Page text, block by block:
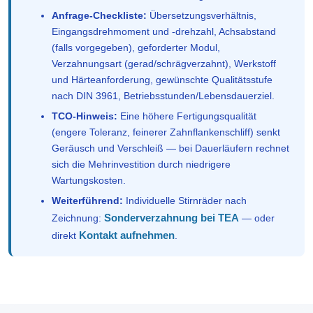
Anfrage-Checkliste: Übersetzungsverhältnis,
Eingangsdrehmoment und -drehzahl, Achsabstand
(falls vorgegeben), geforderter Modul,
Verzahnungsart (gerad/schrägverzahnt), Werkstoff
und Härteanforderung, gewünschte Qualitätsstufe
nach DIN 3961, Betriebsstunden/Lebensdauerziel.
TCO-Hinweis: Eine höhere Fertigungsqualität
(engere Toleranz, feinerer Zahnflankenschliff) senkt
Geräusch und Verschleiß — bei Dauerläufern rechnet
sich die Mehrinvestition durch niedrigere
Wartungskosten.
Weiterführend: Individuelle Stirnräder nach
Zeichnung: Sonderverzahnung bei TEA — oder
direkt Kontakt aufnehmen.